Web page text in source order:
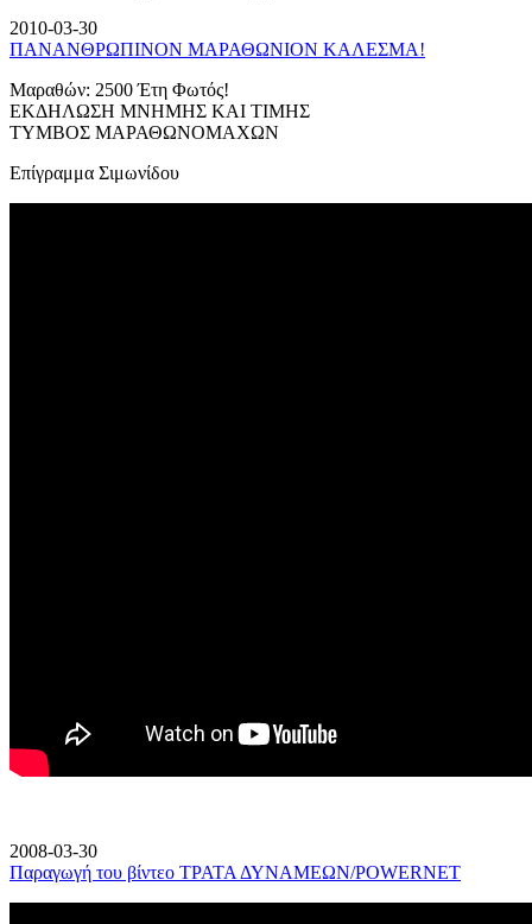
2010-03-30
ΠΑΝΑΝΘΡΩΠΙΝΟΝ ΜΑΡΑΘΩΝΙΟΝ ΚΑΛΕΣΜΑ!
Μαραθών: 2500 Έτη Φωτός!
ΕΚΔΗΛΩΣΗ ΜΝΗΜΗΣ ΚΑΙ ΤΙΜΗΣ
ΤΥΜΒΟΣ ΜΑΡΑΘΩΝΟΜΑΧΩΝ
Επίγραμμα Σιμωνίδου
2008-03-30
Παραγωγή του βίντεο ΤΡΑΤΑ ΔΥΝΑΜΕΩΝ/POWERNET